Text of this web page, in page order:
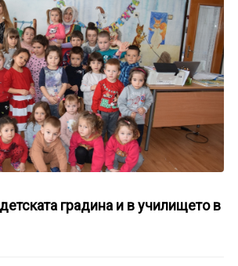
градина и в училището в